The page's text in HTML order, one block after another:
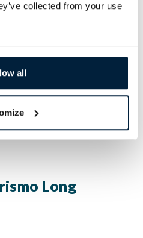
collected from your use
all
Long